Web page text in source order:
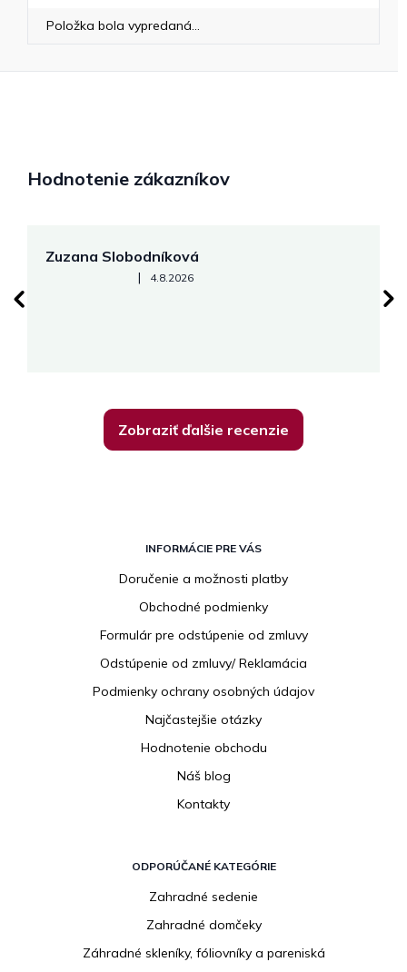
Položka bola vypredaná…
Hodnotenie zákazníkov
Zuzana Slobodníková
Hodnotenie obchodu je 5 z 5 hviezdičiek.
| 4.8.2026
Zobraziť ďalšie recenzie
INFORMÁCIE PRE VÁS
Doručenie a možnosti platby
Obchodné podmienky
Formulár pre odstúpenie od zmluvy
Odstúpenie od zmluvy/ Reklamácia
Podmienky ochrany osobných údajov
Najčastejšie otázky
Hodnotenie obchodu
Náš blog
Kontakty
ODPORÚČANÉ KATEGÓRIE
Zahradné sedenie
Zahradné domčeky
Záhradné skleníky, fóliovníky a pareniská